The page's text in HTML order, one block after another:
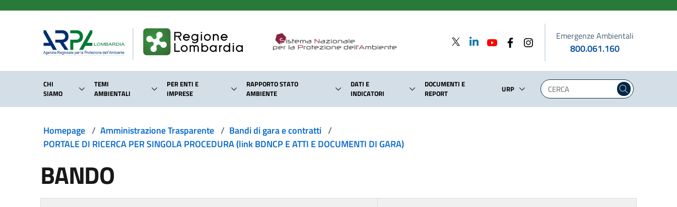
Emergenze Ambientali
800.061.160
CHI
SIAMO
TEMI
AMBIENTALI
PER ENTI E
IMPRESE
RAPPORTO STATO
AMBIENTE
DATI E
INDICATORI
DOCUMENTI E
REPORT
URP
Homepage / Amministrazione Trasparente / Bandi di gara e contratti /
PORTALE DI RICERCA PER SINGOLA PROCEDURA (link BDNCP E ATTI E DOCUMENTI DI GARA)
BANDO